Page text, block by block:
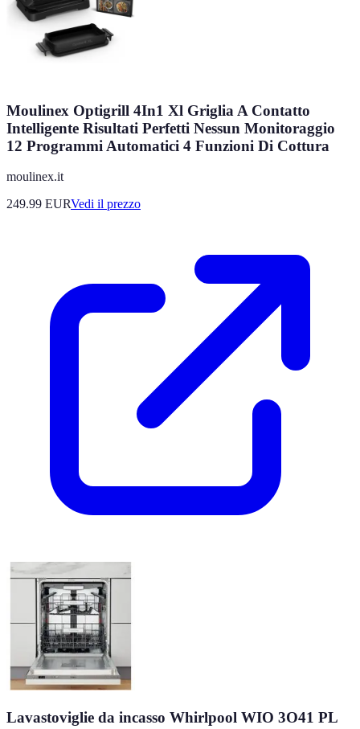
Moulinex Optigrill 4In1 Xl Griglia A Contatto
Intelligente Risultati Perfetti Nessun Monitoraggio
12 Programmi Automatici 4 Funzioni Di Cottura
moulinex.it
249.99 EURVedi il prezzo
Lavastoviglie da incasso Whirlpool WIO 3O41 PL